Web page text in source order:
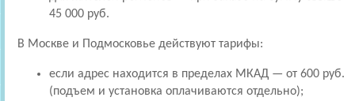
45 000 руб.
В Москве и Подмосковье действуют тарифы:
если адрес находится в пределах МКАД — от 600 руб.
(подъем и установка оплачиваются отдельно);